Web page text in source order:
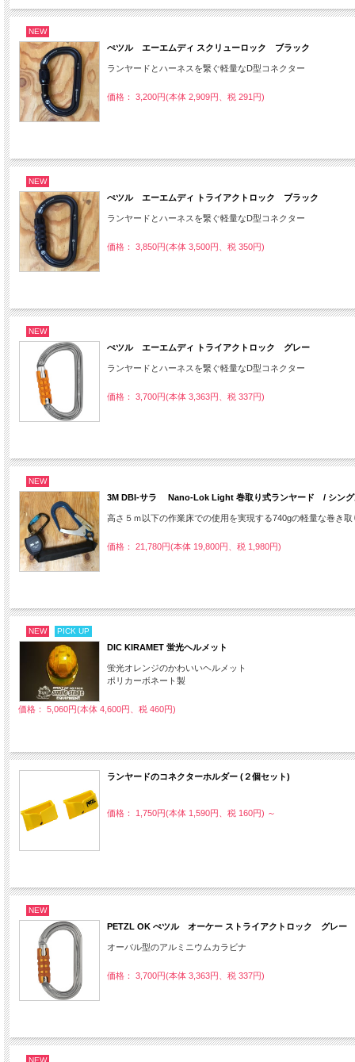
NEW
ぺツル エーエムディ スクリューロック ブラック
ランヤードとハーネスを繋ぐ軽量なD型コネクター
価格： 3,200円(本体 2,909円、税 291円)
NEW
ぺツル エーエムディ トライアクトロック ブラック
ランヤードとハーネスを繋ぐ軽量なD型コネクター
価格： 3,850円(本体 3,500円、税 350円)
NEW
ぺツル エーエムディ トライアクトロック グレー
ランヤードとハーネスを繋ぐ軽量なD型コネクター
価格： 3,700円(本体 3,363円、税 337円)
NEW
3M DBI-サラ Nano-Lok Light 巻取り式ランヤード / シング
高さ５ｍ以下の作業床での使用を実現する740gの軽量な巻き取
価格： 21,780円(本体 19,800円、税 1,980円)
NEW PICK UP
DIC KIRAMET 蛍光ヘルメット
蛍光オレンジのかわいいヘルメット
ポリカーボネート製
価格： 5,060円(本体 4,600円、税 460円)
ランヤードのコネクターホルダー (２個セット)
価格： 1,750円(本体 1,590円、税 160円) ～
NEW
PETZL OK ぺツル オーケー ストライアクトロック グレー
オーバル型のアルミニウムカラビナ
価格： 3,700円(本体 3,363円、税 337円)
NEW